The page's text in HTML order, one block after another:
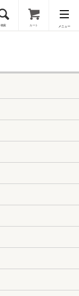
検索 カート メニュー